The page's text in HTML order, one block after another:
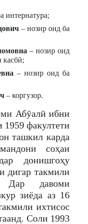
интернатура;
– нозир оид ба
– нозир оид
касбӣ;
– нозир оид ба
– коргузор.
Абӯалӣ ибни
факултети
ташкил карда
соҳаи
донишгоҳу
дигар такмили
Дар давоми
зиёда аз 16
ихтисос
Соли 1993